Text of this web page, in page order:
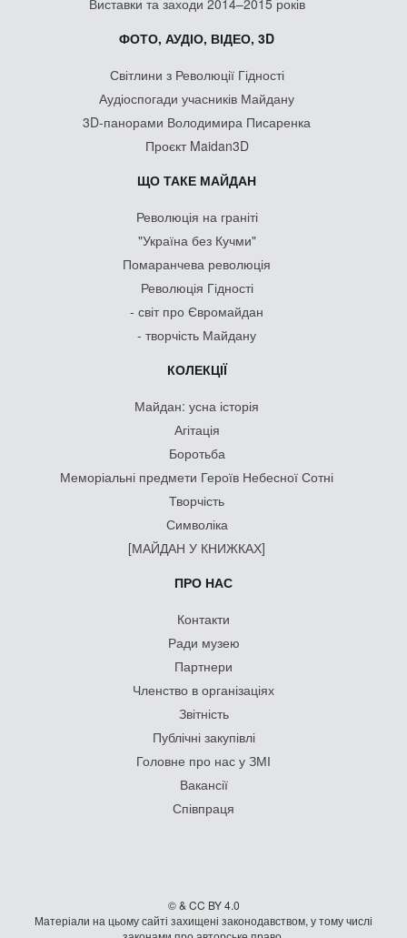
Виставки та заходи 2014–2015 років
ФОТО, АУДІО, ВІДЕО, 3D
Світлини з Революції Гідності
Аудіоспогади учасників Майдану
3D-панорами Володимира Писаренка
Проєкт Maidan3D
ЩО ТАКЕ МАЙДАН
Революція на граніті
"Україна без Кучми"
Помаранчева революція
Революція Гідності
- світ про Євромайдан
- творчість Майдану
КОЛЕКЦІЇ
Майдан: усна історія
Агітація
Боротьба
Меморіальні предмети Героїв Небесної Сотні
Творчість
Символіка
[МАЙДАН У КНИЖКАХ]
ПРО НАС
Контакти
Ради музею
Партнери
Членство в організаціях
Звітність
Публічні закупівлі
Головне про нас у ЗМІ
Вакансії
Співпраця
© & CC BY 4.0
Матеріали на цьому сайті захищені законодавством, у тому числі